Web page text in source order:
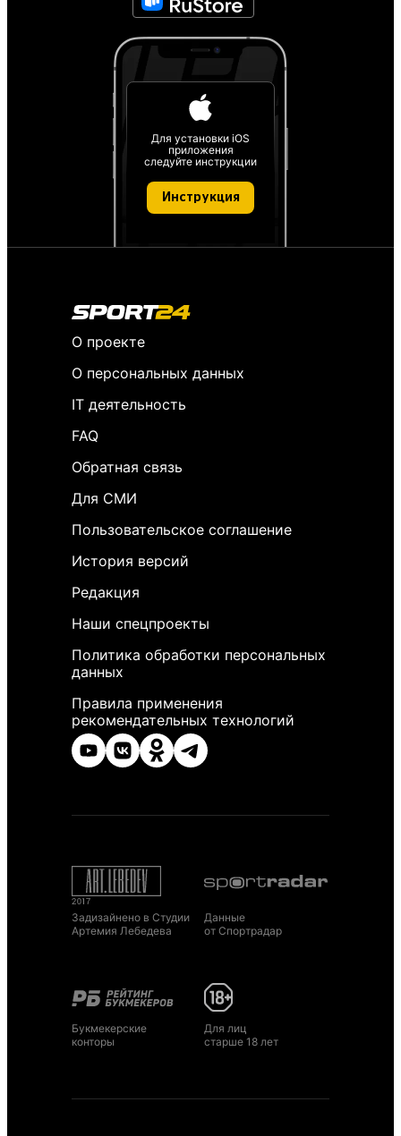
Для установки iOS
приложения
следуйте инструкции
Инструкция
О проекте
О персональных данных
IT деятельность
FAQ
Обратная связь
Для СМИ
Пользовательское соглашение
История версий
Редакция
Наши спецпроекты
Политика обработки персональных
данных
Правила применения
рекомендательных технологий
Задизайнено в Студии
Артемия Лебедева
Данные
от Спортрадар
Букмекерские
конторы
Для лиц
старше 18 лет